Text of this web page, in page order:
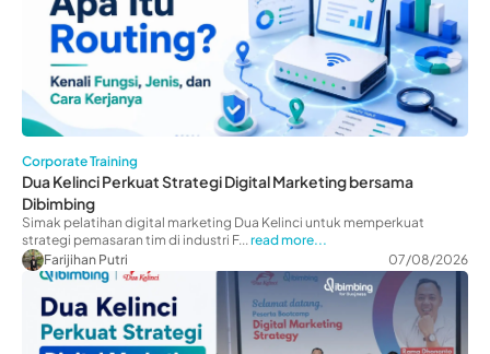
Corporate Training
Dua Kelinci Perkuat Strategi Digital Marketing bersama
Dibimbing
Simak pelatihan digital marketing Dua Kelinci untuk memperkuat
strategi pemasaran tim di industri F... read more...
Farijihan Putri
07/08/2026